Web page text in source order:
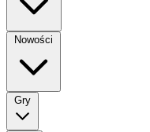
Nowości
Gry